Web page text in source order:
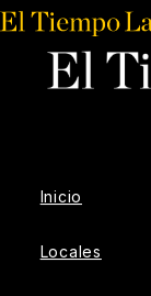
Inicio
Locales